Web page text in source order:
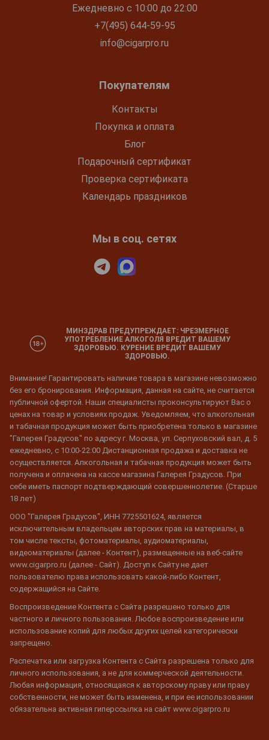
Ежедневно с 10:00 до 22:00
+7(495) 644-59-95
info@cigarpro.ru
Покупателям
Контакты
Покупка и оплата
Блог
Подарочный сертификат
Проверка сертификата
Календарь праздников
Мы в соц. сетях
МИНЗДРАВ ПРЕДУПРЕЖДАЕТ: ЧРЕЗМЕРНОЕ
УПОТРЕБЛЕНИЕ АЛКОГОЛЯ ВРЕДИТ ВАШЕМУ
ЗДОРОВЬЮ. КУРЕНИЕ ВРЕДИТ ВАШЕМУ
ЗДОРОВЬЮ.
Внимание! Гарантировать наличие товара в магазине невозможно
без его бронирования. Информация, данная на сайте, не считается
публичной офертой. Наши специалисты проконсультируют Вас о
ценах на товар и условиях продаж. Уведомляем, что алкогольная
и табачная продукция может быть приобретена только в магазине
"Галерея Градусов" по адресу г. Москва, ул. Серпуховский вал, д. 5
ежедневно, с 10:00-22:00 Дистанционная продажа и доставка не
осуществляется. Алкогольная и табачная продукция может быть
получена и оплачена на кассе магазина Галерея Градусов. При
себе иметь паспорт подтверждающий совершеннолетие. (Старше
18 лет)
ООО "Галерея Градусов", ИНН 7725501624, является
исключительным владельцем авторских прав на материалы, в
том числе тексты, фотоматериалы, аудиоматериалы,
видеоматериалы (далее - Контент), размещенные на веб-сайте
www.cigarpro.ru (далее - Сайт). Доступ к Сайту не дает
пользователю права использовать какой-либо Контент,
содержащийся на Сайте.
Воспроизведение Контента с Сайта разрешено только для
частного и личного пользования. Любое воспроизведение или
использование копий для любых других целей категорически
запрещено.
Распечатка или загрузка Контента с Сайта разрешена только для
личного использования, а не для коммерческой деятельности.
Любая информация, относящаяся к авторскому праву или праву
собственности, не может быть изменена, и при ее использовании
обязательна активная гиперссылка на сайт www.cigarpro.ru